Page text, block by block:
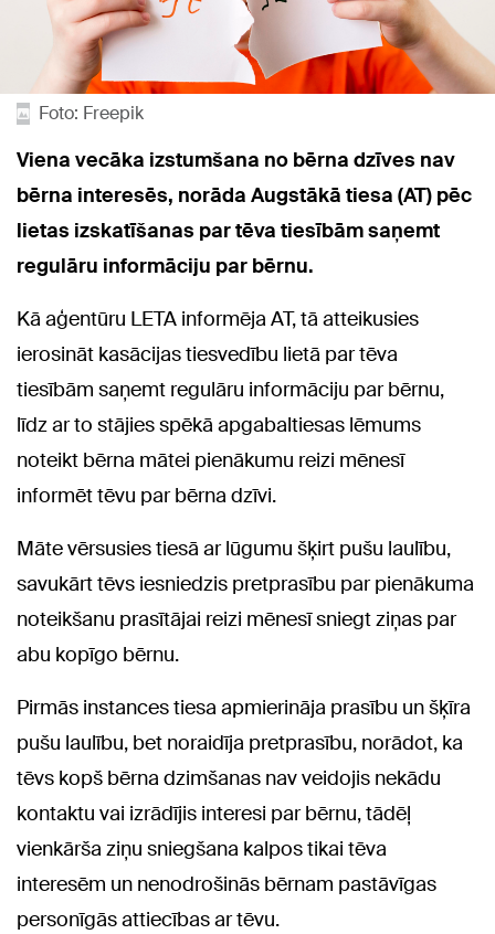
Foto: Freepik
Viena vecāka izstumšana no bērna dzīves nav
bērna interesēs, norāda Augstākā tiesa (AT) pēc
lietas izskatīšanas par tēva tiesībām saņemt
regulāru informāciju par bērnu.
Kā aģentūru LETA informēja AT, tā atteikusies
ierosināt kasācijas tiesvedību lietā par tēva
tiesībām saņemt regulāru informāciju par bērnu,
līdz ar to stājies spēkā apgabaltiesas lēmums
noteikt bērna mātei pienākumu reizi mēnesī
informēt tēvu par bērna dzīvi.
Māte vērsusies tiesā ar lūgumu šķirt pušu laulību,
savukārt tēvs iesniedzis pretprasību par pienākuma
noteikšanu prasītājai reizi mēnesī sniegt ziņas par
abu kopīgo bērnu.
Pirmās instances tiesa apmierināja prasību un šķīra
pušu laulību, bet noraidīja pretprasību, norādot, ka
tēvs kopš bērna dzimšanas nav veidojis nekādu
kontaktu vai izrādījis interesi par bērnu, tādēļ
vienkārša ziņu sniegšana kalpos tikai tēva
interesēm un nenodrošinās bērnam pastāvīgas
personīgās attiecības ar tēvu.